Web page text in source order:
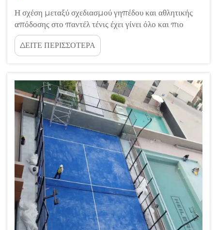
Η σχέση μεταξύ σχεδιασμού γηπέδου και αθλητικής
απόδοσης στο παντέλ τένις έχει γίνει όλο και πιο
σημαντική καθώς το άθλημα συνεχίζει να αποκτά
παγκόσμια δημοφιλία. Επαγγελματίες παίκτες και
ερασιτέχνες οπαδοί ανακαλύπτουν ότι η δομή του...
ΔΕΙΤΕ ΠΕΡΙΣΣΟΤΕΡΑ